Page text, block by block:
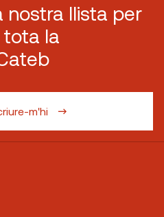
nostra llista per
tota la
m'hi